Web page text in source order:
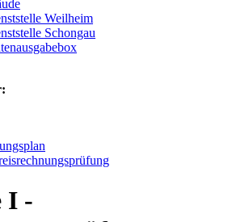
Weilheim
Schongau
I -